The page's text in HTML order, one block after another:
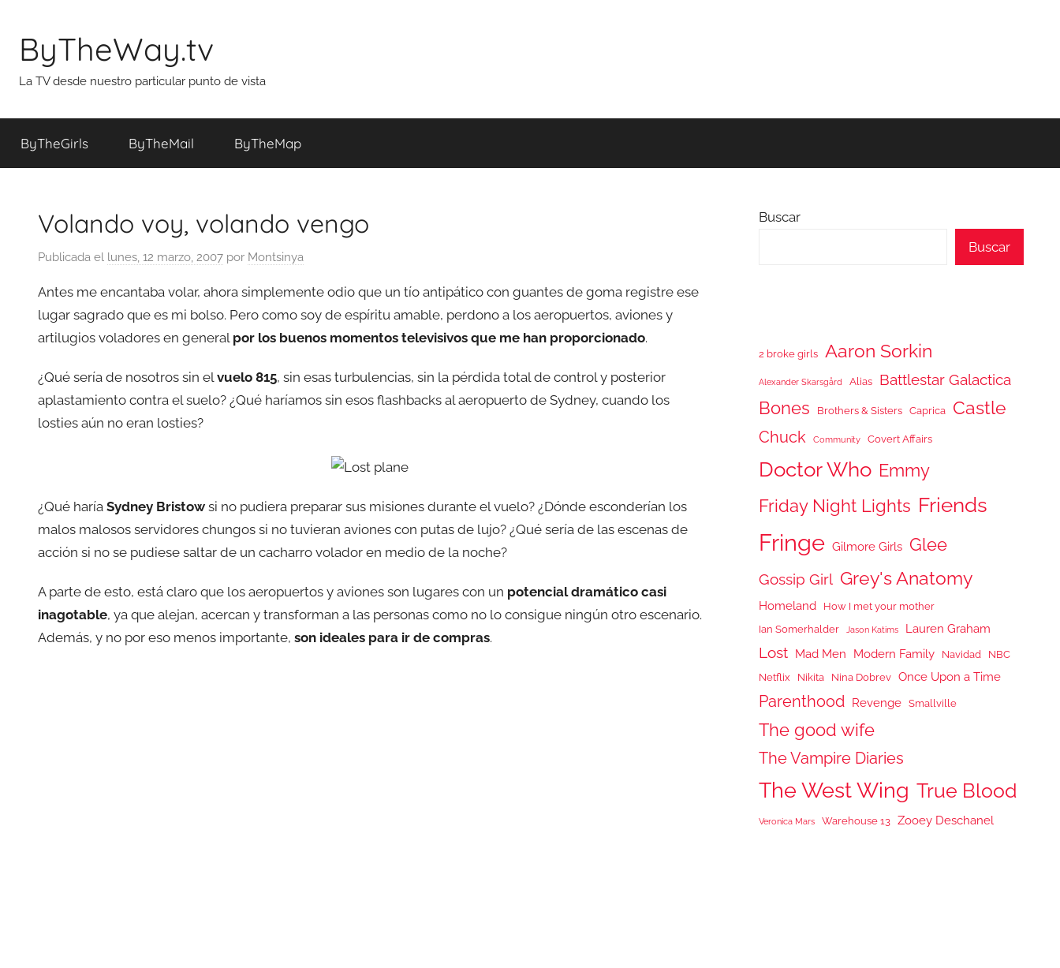
contenido
ByTheWay.tv
La TV desde nuestro particular punto de vista
ByTheGirls ByTheMail ByTheMap
Volando voy, volando vengo
Publicada el lunes, 12 marzo, 2007 por Montsinya
Antes me encantaba volar, ahora simplemente odio que un tío antipático con guantes de goma registre ese
lugar sagrado que es mi bolso. Pero como soy de espíritu amable, perdono a los aeropuertos, aviones y
artilugios voladores en general por los buenos momentos televisivos que me han proporcionado.
¿Qué sería de nosotros sin el vuelo 815, sin esas turbulencias, sin la pérdida total de control y posterior
aplastamiento contra el suelo? ¿Qué haríamos sin esos flashbacks al aeropuerto de Sydney, cuando los
losties aún no eran losties?
¿Qué haría Sydney Bristow si no pudiera preparar sus misiones durante el vuelo? ¿Dónde esconderían los
malos malosos servidores chungos si no tuvieran aviones con putas de lujo? ¿Qué sería de las escenas de
acción si no se pudiese saltar de un cacharro volador en medio de la noche?
A parte de esto, está claro que los aeropuertos y aviones son lugares con un potencial dramático casi
inagotable, ya que alejan, acercan y transforman a las personas como no lo consigue ningún otro escenario.
Además, y no por eso menos importante, son ideales para ir de compras.
Buscar
Buscar
2 broke girls Aaron Sorkin
Alexander Skarsgård Alias Battlestar Galactica
Bones Brothers & Sisters Caprica Castle
Chuck Community Covert Affairs
Doctor Who Emmy
Friday Night Lights Friends
Fringe Gilmore Girls Glee
Gossip Girl Grey's Anatomy
Homeland
How I met your mother
Ian Somerhalder
Jason Katims Lauren Graham
Lost Mad Men Modern Family Navidad
NBC
Netflix
Nikita Nina Dobrev Once Upon a Time
Parenthood Revenge Smallville
The good wife
The Vampire Diaries
The West Wing True Blood
Veronica Mars Warehouse 13 Zooey Deschanel